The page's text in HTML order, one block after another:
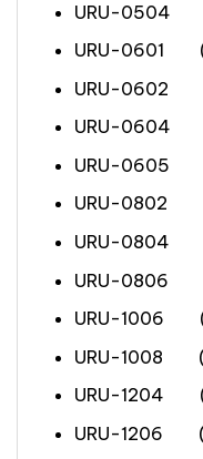
URU-0504
URU-0601
URU-0602
URU-0604
URU-0605
URU-0802
URU-0804
URU-0806
URU-1006
URU-1008
URU-1204
URU-1206